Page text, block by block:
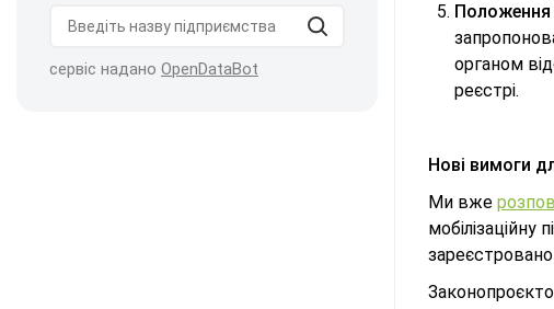
Положення
органом
реєстрі.
Нові вимоги
Ми вже
мобілізаційну
сервіс надано OpenDataBot